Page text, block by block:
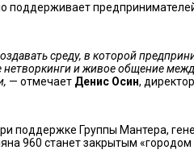
поддерживает
среду, в которой
и живое общение
— отмечает Денис Осин,
поддержке Группы Мантера,
960 станет закрытым